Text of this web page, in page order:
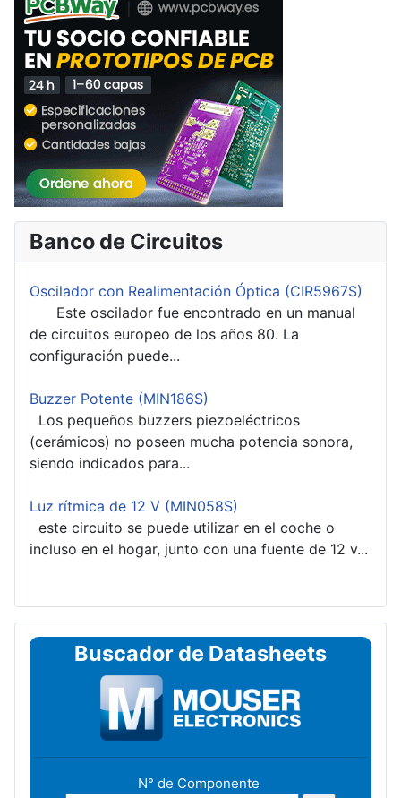
Banco de Circuitos
Oscilador con Realimentación Óptica (CIR5967S)
Este oscilador fue encontrado en un manual
de circuitos europeo de los años 80. La
configuración puede...
Buzzer Potente (MIN186S)
Los pequeños buzzers piezoeléctricos
(cerámicos) no poseen mucha potencia sonora,
siendo indicados para...
Luz rítmica de 12 V (MIN058S)
este circuito se puede utilizar en el coche o
incluso en el hogar, junto con una fuente de 12 v...
Buscador de Datasheets
N° de Componente